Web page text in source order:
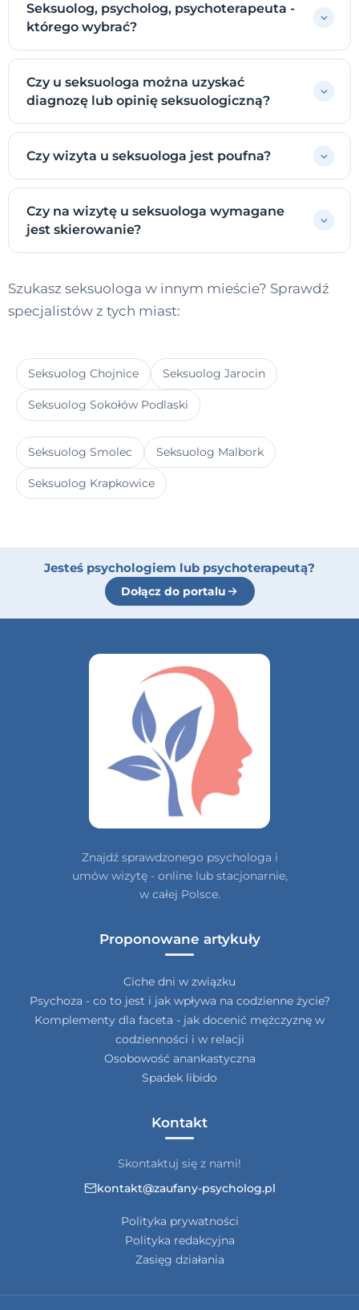
Seksuolog, psycholog, psychoterapeuta -
którego wybrać?
Czy u seksuologa można uzyskać
diagnozę lub opinię seksuologiczną?
Czy wizyta u seksuologa jest poufna?
Czy na wizytę u seksuologa wymagane
jest skierowanie?
Szukasz seksuologa w innym mieście? Sprawdź
specjalistów z tych miast:
Seksuolog Chojnice Seksuolog Jarocin
Seksuolog Sokołów Podlaski
Seksuolog Smolec Seksuolog Malbork
Seksuolog Krapkowice
Jesteś psychologiem lub psychoterapeutą?
Dołącz do portalu
Znajdź sprawdzonego psychologa i
umów wizytę - online lub stacjonarnie,
w całej Polsce.
Proponowane artykuły
Ciche dni w związku
Psychoza - co to jest i jak wpływa na codzienne życie?
Komplementy dla faceta - jak docenić mężczyznę w
codzienności i w relacji
Osobowość anankastyczna
Spadek libido
Kontakt
Skontaktuj się z nami!
kontakt@zaufany-psycholog.pl
Polityka prywatności
Polityka redakcyjna
Zasięg działania